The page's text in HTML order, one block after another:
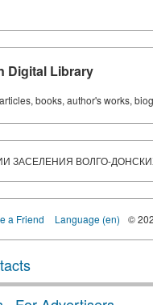
Digital Library
books, author's works,
ЗАСЕЛЕНИЯ ВОЛГО-
a Friend Language (en) ©